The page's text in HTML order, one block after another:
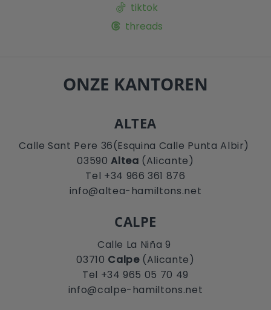
tiktok
threads
ONZE KANTOREN
ALTEA
Calle Sant Pere 36(Esquina Calle Punta Albir)
03590Altea (Alicante)
Tel +34 966 361 876
info@altea-hamiltons.net
CALPE
Calle La Niña 9
03710 Calpe(Alicante)
Tel +34 965 05 70 49
info@calpe-hamiltons.net